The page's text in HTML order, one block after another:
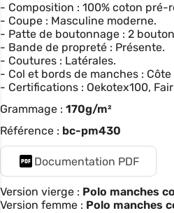
- Composition : 100% coton
- Coupe : Masculine moderne.
- Patte de boutonnage : 2
- Bande de propreté : Présente.
- Coutures : Latérales.
- Col et bords de manches : Côte
- Certifications : Oekotex100,
Grammage : 170g/m²
Référence : bc-pm430
Documentation PDF
Version vierge : Polo manches
Version femme : Polo manches